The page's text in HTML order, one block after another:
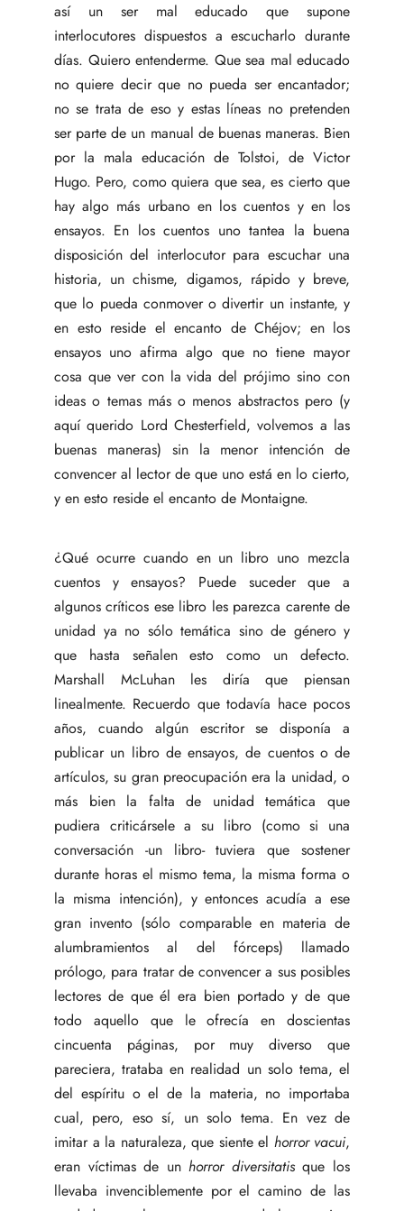
así un ser mal educado que supone
interlocutores dispuestos a escucharlo durante
días. Quiero entenderme. Que sea mal educado
no quiere decir que no pueda ser encantador;
no se trata de eso y estas líneas no pretenden
ser parte de un manual de buenas maneras. Bien
por la mala educación de Tolstoi, de Victor
Hugo. Pero, como quiera que sea, es cierto que
hay algo más urbano en los cuentos y en los
ensayos. En los cuentos uno tantea la buena
disposición del interlocutor para escuchar una
historia, un chisme, digamos, rápido y breve,
que lo pueda conmover o divertir un instante, y
en esto reside el encanto de Chéjov; en los
ensayos uno afirma algo que no tiene mayor
cosa que ver con la vida del prójimo sino con
ideas o temas más o menos abstractos pero (y
aquí querido Lord Chesterfield, volvemos a las
buenas maneras) sin la menor intención de
convencer al lector de que uno está en lo cierto,
y en esto reside el encanto de Montaigne.
¿Qué ocurre cuando en un libro uno mezcla
cuentos y ensayos? Puede suceder que a
algunos críticos ese libro les parezca carente de
unidad ya no sólo temática sino de género y
que hasta señalen esto como un defecto.
Marshall McLuhan les diría que piensan
linealmente. Recuerdo que todavía hace pocos
años, cuando algún escritor se disponía a
publicar un libro de ensayos, de cuentos o de
artículos, su gran preocupación era la unidad, o
más bien la falta de unidad temática que
pudiera criticársele a su libro (como si una
conversación -un libro- tuviera que sostener
durante horas el mismo tema, la misma forma o
la misma intención), y entonces acudía a ese
gran invento (sólo comparable en materia de
alumbramientos al del fórceps) llamado
prólogo, para tratar de convencer a sus posibles
lectores de que él era bien portado y de que
todo aquello que le ofrecía en doscientas
cincuenta páginas, por muy diverso que
pareciera, trataba en realidad un solo tema, el
del espíritu o el de la materia, no importaba
cual, pero, eso sí, un solo tema. En vez de
imitar a la naturaleza, que siente el horror vacui,
eran víctimas de unhorror diversitatisque los
llevaba invenciblemente por el camino de las